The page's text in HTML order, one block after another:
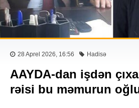
28 Aprel 2026, 16:56 Hadisə
AAYDA-dan işdən
rəisi bu məmurun